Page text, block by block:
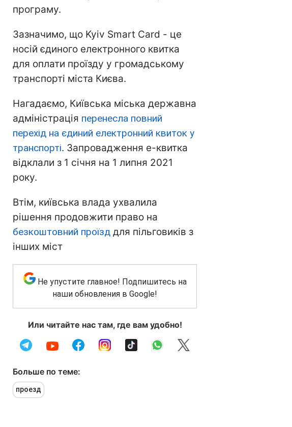
програму.
Зазначимо, що Kyiv Smart Card - це
носій єдиного електронного квитка
для оплати проїзду у громадському
транспорті міста Києва.
Нагадаємо, Київська міська державна
адміністрація перенесла повний
перехід на єдиний електронний квиток у
транспорті. Запровадження е-квитка
відклали з 1 січня на 1 липня 2021
року.
Втім, київська влада ухвалила
рішення продовжити право на
безкоштовний проїзд для пільговиків з
інших міст
Не упустите главное! Подпишитесь на
наши обновления в Google!
Или читайте нас там, где вам удобно!
Больше по теме:
проезд